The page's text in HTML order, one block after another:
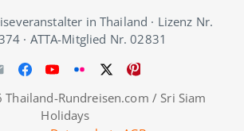
in Thailand · Lizenz Nr.
· ATTA-Mitglied Nr. 02831
Rundreisen.com / Sri Siam
Holidays